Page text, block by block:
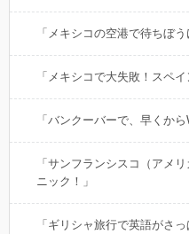
「メキシコの空港で待ちぼ
「メキシコで大失敗！スペ
「バンクーバーで、早くか
「サンフランシスコ（アメ
ニック！」
「ギリシャ旅行で英語がさ